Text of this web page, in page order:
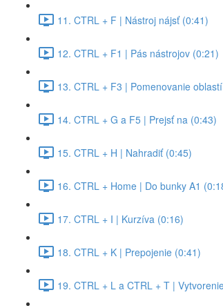
11. CTRL + F | Nástroj nájsť (0:41)
12. CTRL + F1 | Pás nástrojov (0:21)
13. CTRL + F3 | Pomenovanie
14. CTRL + G a F5 | Prejsť na (0:43)
15. CTRL + H | Nahradiť (0:45)
16. CTRL + Home | Do bunky A1
17. CTRL + I | Kurzíva (0:16)
18. CTRL + K | Prepojenie (0:41)
19. CTRL + L a CTRL + T |